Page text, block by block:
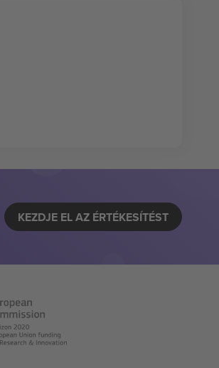
KEZDJE EL AZ ÉRTÉKESÍTÉST